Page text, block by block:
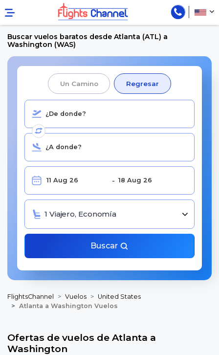
Buscar vuelos baratos desde Atlanta (ATL) a
Washington (WAS)
Un Camino Regresar
1 Viajero, Economía
Buscar
FlightsChannel Vuelos
United States
Atlanta a Washington Vuelos
Ofertas de vuelos de Atlanta a
Washington